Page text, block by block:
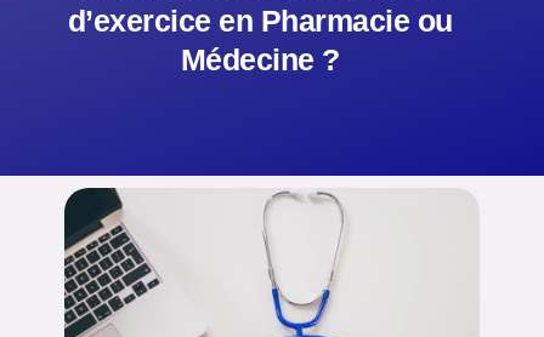
d’exercice en Pharmacie ou
Médecine ?